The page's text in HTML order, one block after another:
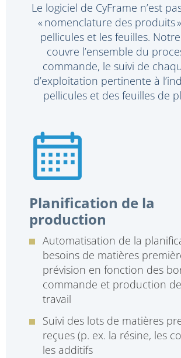
Le logiciel de CyFrame n’est
« nomenclature des produits
pellicules et les feuilles.
couvre l’ensemble du
commande, le suivi de
d’exploitation pertinente à
pellicules et des feuilles de
Planification de la
production
Automatisation de la
besoins de matières
prévision en fonction des
commande et production
travail
Suivi des lots de matières
reçues (p. ex. la résine, les
les additifs